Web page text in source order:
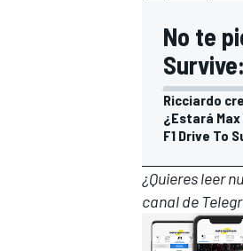
MÁS CATEGORÍAS
No te
Survive:
Ricciardo
¿Estará
F1 Drive To
¿Quieres leer
canal de